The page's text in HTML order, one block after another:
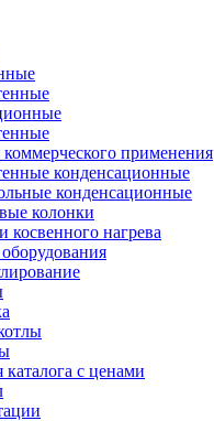
применения
конденсационные
конденсационные
колонки
косвенного нагрева
каталога с ценами